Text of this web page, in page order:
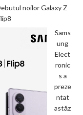
noilor Galaxy Z
Sams
ung
Elect
ronic
s a
preze
ntat
astăz